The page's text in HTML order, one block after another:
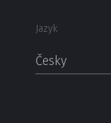
Jazyk
Česky